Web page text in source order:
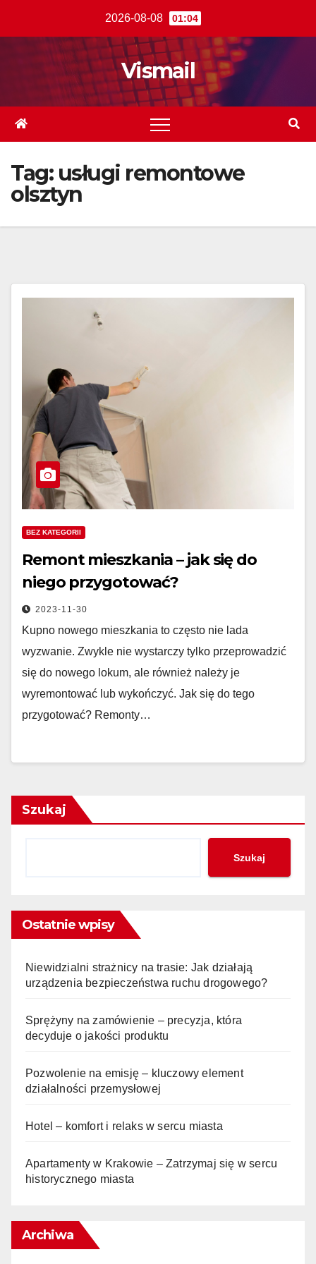
2026-08-08 01:04
Vismail
Tag: usługi remontowe
olsztyn
BEZ KATEGORII
Remont mieszkania – jak się do
niego przygotować?
2023-11-30
Kupno nowego mieszkania to często nie lada
wyzwanie. Zwykle nie wystarczy tylko przeprowadzić
się do nowego lokum, ale również należy je
wyremontować lub wykończyć. Jak się do tego
przygotować? Remonty…
Szukaj
Szukaj
Ostatnie wpisy
Niewidzialni strażnicy na trasie: Jak działają
urządzenia bezpieczeństwa ruchu drogowego?
Sprężyny na zamówienie – precyzja, która
decyduje o jakości produktu
Pozwolenie na emisję – kluczowy element
działalności przemysłowej
Hotel – komfort i relaks w sercu miasta
Apartamenty w Krakowie – Zatrzymaj się w sercu
historycznego miasta
Archiwa